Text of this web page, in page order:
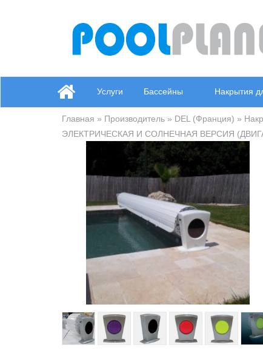
Услуги Бассейны Накрытия
Главная » Производитель » DEL (Франция) »
ЭЛЕКТРИЧЕСКАЯ И СОЛНЕЧНАЯ ВЕРСИЯ